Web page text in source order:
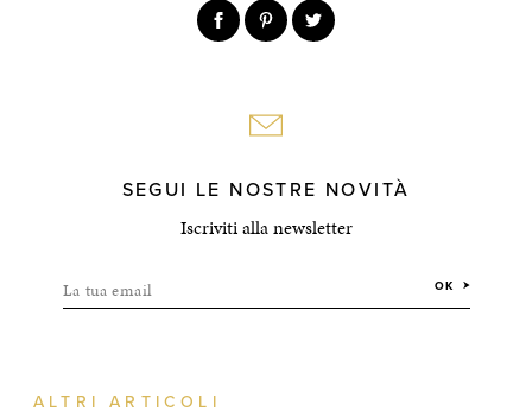
SEGUI LE NOSTRE NOVITÀ
Iscriviti alla newsletter
La tua email OK
ALTRI ARTICOLI